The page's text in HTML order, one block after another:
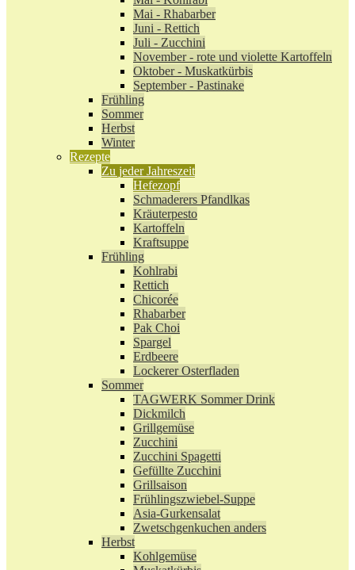
Mai - Rhabarber
Juni - Rettich
Juli - Zucchini
November - rote und violette Kartoffeln
Oktober - Muskatkürbis
September - Pastinake
Frühling
Sommer
Herbst
Winter
Rezepte
Zu jeder Jahreszeit
Hefezopf
Schmaderers Pfandlkas
Kräuterpesto
Kartoffeln
Kraftsuppe
Frühling
Kohlrabi
Rettich
Chicorée
Rhabarber
Pak Choi
Spargel
Erdbeere
Lockerer Osterfladen
Sommer
TAGWERK Sommer Drink
Dickmilch
Grillgemüse
Zucchini
Zucchini Spagetti
Gefüllte Zucchini
Grillsaison
Frühlingszwiebel-Suppe
Asia-Gurkensalat
Zwetschgenkuchen anders
Herbst
Kohlgemüse